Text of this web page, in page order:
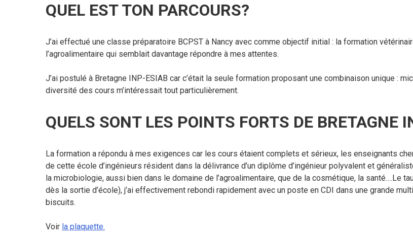
QUEL EST TON PARCOURS?
J’ai effectué une classe préparatoire BCPST à Nancy avec comme objectif initial : la formation
l’agroalimentaire qui semblait davantage répondre à mes attentes.
J’ai postulé à Bretagne INP-ESIAB car c’était la seule formation proposant une combinaison unique :
diversité des cours m’intéressait tout particulièrement.
QUELS SONT LES POINTS FORTS DE BRETAGNE
La formation a répondu à mes exigences car les cours étaient complets et sérieux, les enseignants
de cette école d’ingénieurs résident dans la délivrance d’un diplôme d’ingénieur polyvalent et
la microbiologie, aussi bien dans le domaine de l’agroalimentaire, que de la cosmétique, la santé….Le
dès la sortie d’école), j’ai effectivement rebondi rapidement avec un poste en CDI dans une grande
biscuits.
Voir la plaquette.